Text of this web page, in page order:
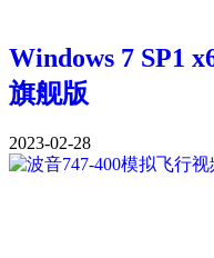
Windows 7 SP1
旗舰版
2023-02-28